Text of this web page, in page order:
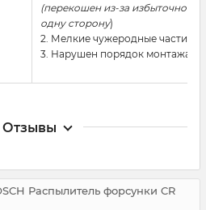
(перекошен из-за избыточного
одну сторону)
2. Мелкие чужеродные частицы
3. Нарушен порядок монтажа
Отзывы
Распылитель форсунки CR